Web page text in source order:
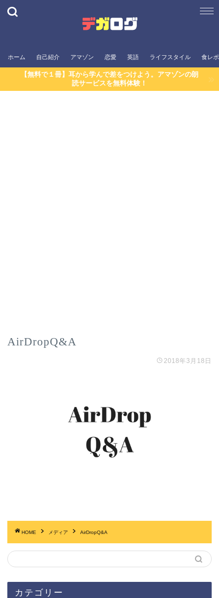
ホーム 自己紹介 アマゾン 恋愛 英語 ライフスタイル 食レポ
【無料で１冊】耳から学んで差をつけよう。アマゾンの朗
読サービスを無料体験！
AirDropQ&A
2018年3月18日
HOME メディア AirDropQ&A
カテゴリー